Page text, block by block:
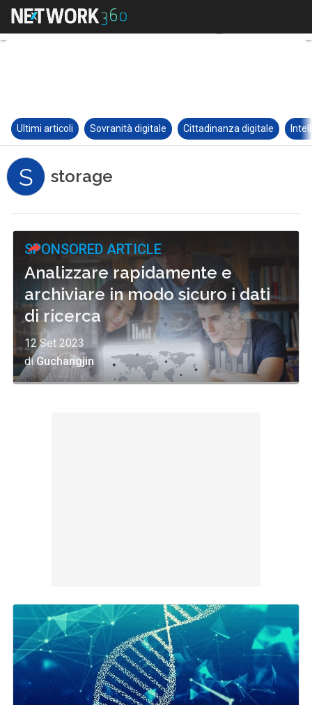
Ultimi articoli Sovranità digitale Cittadinanza digitale
S storage
SPONSORED ARTICLE
Analizzare rapidamente e
archiviare in modo sicuro i dati
di ricerca
12 Set 2023
diGuchangjin